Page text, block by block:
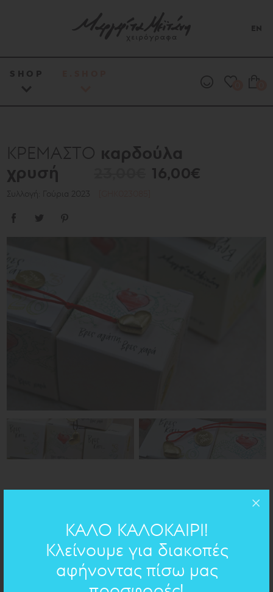
SHOP
EN
ΚΡΕΜΑΣΤΟ καρδούλα
χρυσή
16,00€
Συλλογή: Γούρια 2023
ΚΑΛΟ ΚΑΛΟΚΑΙΡΙ!
Κλείνουμε για διακοπές
αφήνοντας πίσω μας